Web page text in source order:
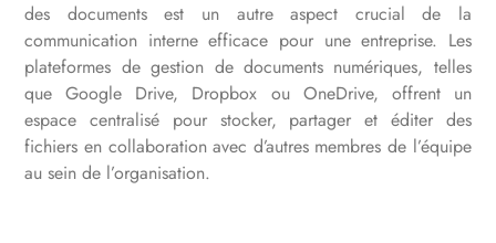
des documents est un autre aspect crucial de la
communication interne efficace pour une entreprise. Les
plateformes de gestion de documents numériques, telles
que Google Drive, Dropbox ou OneDrive, offrent un
espace centralisé pour stocker, partager et éditer des
fichiers en collaboration avec d’autres membres de l’équipe
au sein de l’organisation.